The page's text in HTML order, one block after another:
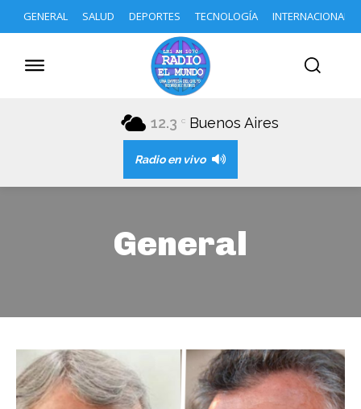
GENERAL SALUD DEPORTES TECNOLOGÍA INTERNACIONAL
12.3 C Buenos Aires
Radio en vivo
General